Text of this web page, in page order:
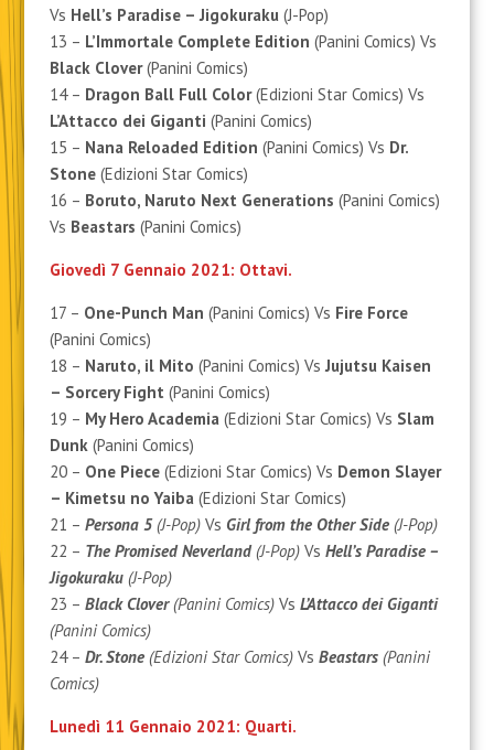
Vs Hell’s Paradise – Jigokuraku (J-Pop)
13 – L’Immortale Complete Edition (Panini Comics) Vs
Black Clover(Panini Comics)
14 – Dragon Ball Full Color(Edizioni Star Comics) Vs
L’Attacco dei Giganti (Panini Comics)
15 – Nana Reloaded Edition (Panini Comics) Vs Dr.
Stone(Edizioni Star Comics)
16 – Boruto, Naruto Next Generations (Panini Comics)
Vs Beastars (Panini Comics)
Giovedì 7 Gennaio 2021: Ottavi.
17 – One-Punch Man (Panini Comics) Vs Fire Force
(Panini Comics)
18 – Naruto, il Mito (Panini Comics) Vs Jujutsu Kaisen
– Sorcery Fight (Panini Comics)
19 – My Hero Academia (Edizioni Star Comics) Vs Slam
Dunk (Panini Comics)
20 – One Piece(Edizioni Star Comics) Vs Demon Slayer
– Kimetsu no Yaiba (Edizioni Star Comics)
21 – Persona 5(J-Pop)Vs Girl from the Other Side(J-Pop)
22 – The Promised Neverland(J-Pop)Vs Hell’s Paradise –
Jigokuraku (J-Pop)
23 – Black Clover(Panini Comics)Vs L’Attacco dei Giganti
(Panini Comics)
24 – Dr. Stone(Edizioni Star Comics)Vs Beastars(Panini
Comics)
Lunedì 11 Gennaio 2021: Quarti.